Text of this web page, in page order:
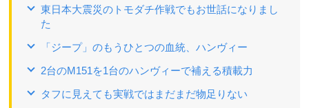
東日本大震災のトモダチ作戦でもお世話になりまし
た
「ジープ」のもうひとつの血統、ハンヴィー
2台のM151を1台のハンヴィーで補える積載力
タフに見えても実戦ではまだまだ物足りない